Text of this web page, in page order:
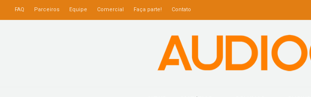
FAQ Parceiros Equipe Comercial Faça parte! Contato